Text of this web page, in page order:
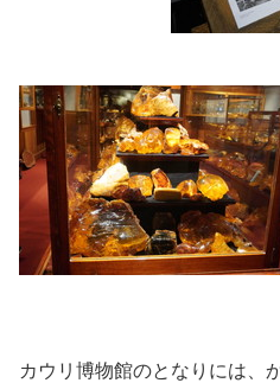
カウリ博物館のとなりには、